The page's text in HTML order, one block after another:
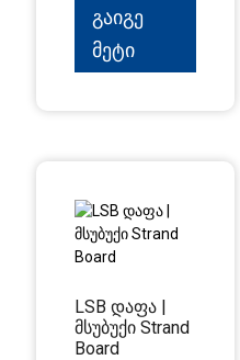
Გაიგე
Მეტი
LSB დაფა |
მსუბუქი Strand
Board